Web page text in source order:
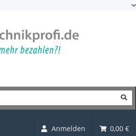
Anmelden 0,00 €